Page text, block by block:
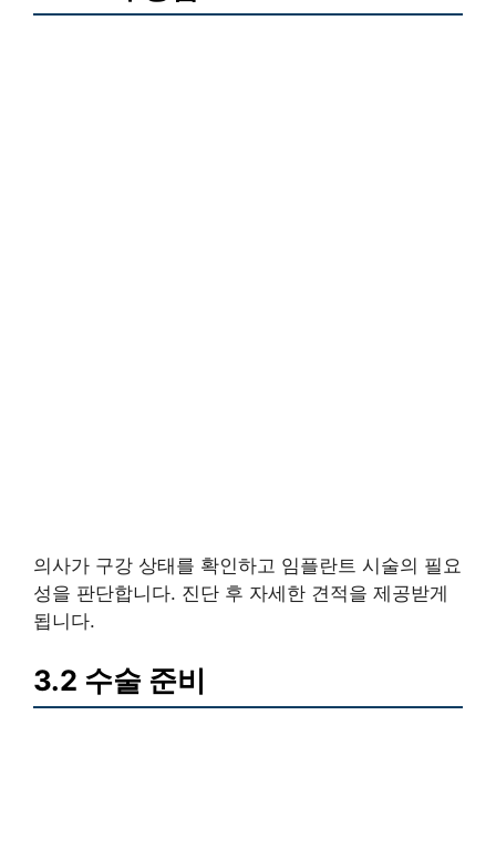
의사가 구강 상태를 확인하고 임플란트 시술의 필요
성을 판단합니다. 진단 후 자세한 견적을 제공받게
됩니다.
3.2 수술 준비